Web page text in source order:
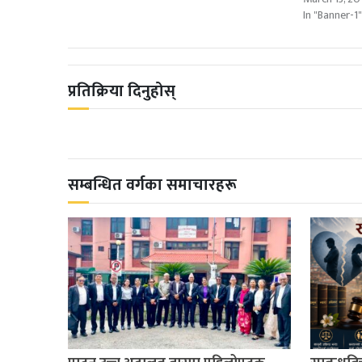
In "Banner-1"
प्रतिक्रिया दिनुहोस्
सम्बन्धित वर्गका समाचारहरू